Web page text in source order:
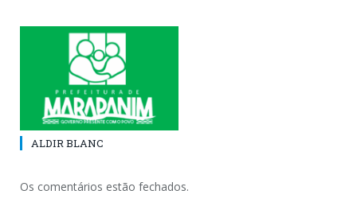
ALDIR BLANC
Os comentários estão fechados.